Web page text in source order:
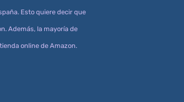
Esto quiere decir que
Además, la mayoría de
online de Amazon.